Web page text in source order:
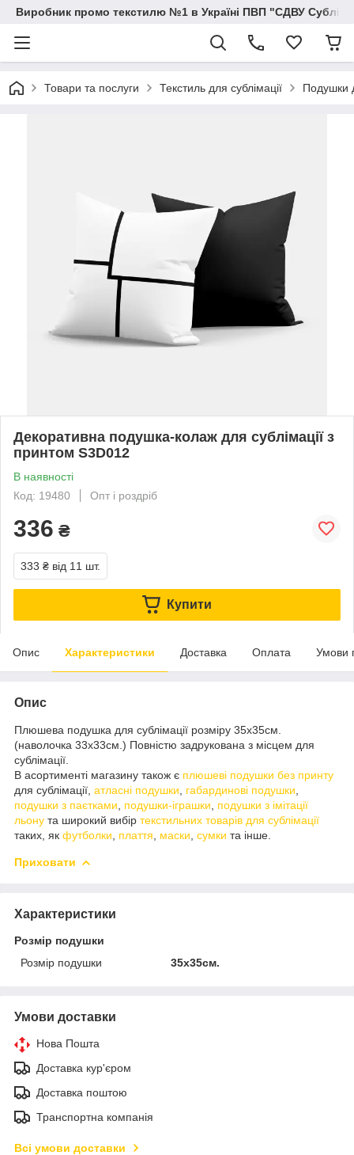
Виробник промо текстилю №1 в Україні ПВП "СДВУ
Товари та послуги Текстиль для сублімації Подушки
Декоративна подушка-колаж для сублімації з
принтом S3D012
В наявності
Код: 19480
Опт і роздріб
336 ₴
333 ₴ від 11 шт.
Купити
Опис Характеристики Доставка Оплата Умови
Опис
Плюшева подушка для сублімації розміру 35х35см.
(наволочка 33х33см.) Повністю задрукована з місцем для
сублімації.
В асортименті магазину також є плюшеві подушки без принту
для сублімації, атласні подушки габардинові подушки
подушки з паєтками
подушки-іграшки
подушки з імітації
льону та широкий вибір текстильних товарів для сублімації
таких, як футболки плаття маски сумки та інше.
Приховати
Характеристики
Розмір подушки
Розмір подушки
35х35см.
Умови доставки
Нова Пошта
Доставка кур'єром
Доставка поштою
Транспортна компанія
Всі умови доставки